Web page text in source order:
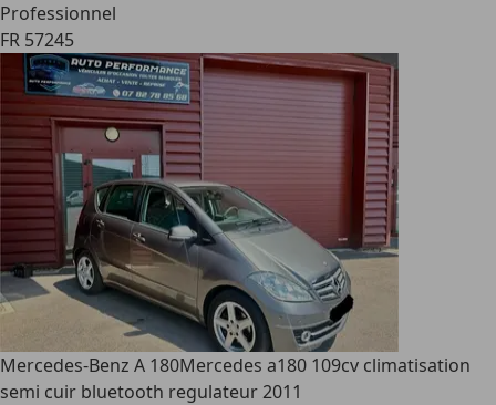
Professionnel
FR 57245
Mercedes-Benz A 180Mercedes a180 109cv climatisation
semi cuir bluetooth regulateur 2011